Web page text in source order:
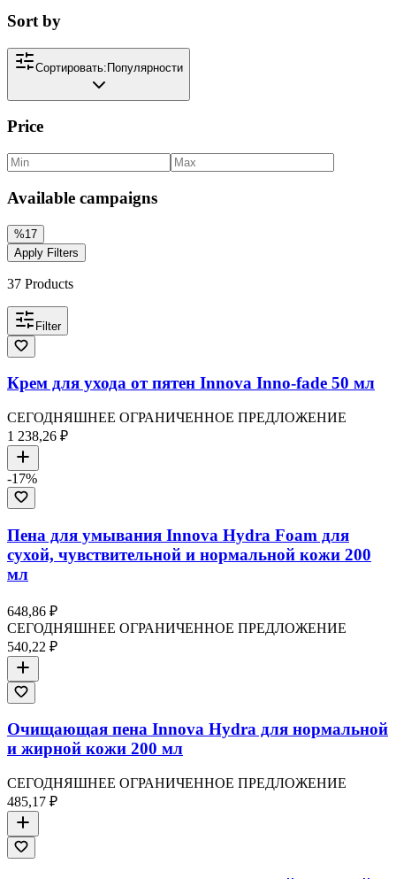
Sort by
Сортировать: Популярности
Price
Available campaigns
%17
Apply Filters
37 Products
Filter
Крем для ухода от пятен Innova Inno-fade 50 мл
СЕГОДНЯШНЕЕ ОГРАНИЧЕННОЕ ПРЕДЛОЖЕНИЕ
1 238,26 ₽
-17%
Пена для умывания Innova Hydra Foam для
сухой, чувствительной и нормальной кожи 200
мл
648,86 ₽
СЕГОДНЯШНЕЕ ОГРАНИЧЕННОЕ ПРЕДЛОЖЕНИЕ
540,22 ₽
Очищающая пена Innova Hydra для нормальной
и жирной кожи 200 мл
СЕГОДНЯШНЕЕ ОГРАНИЧЕННОЕ ПРЕДЛОЖЕНИЕ
485,17 ₽